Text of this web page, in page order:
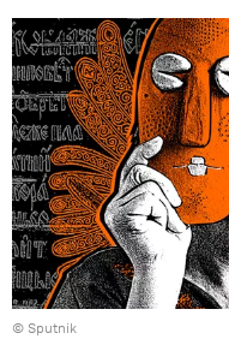
© Sputnik